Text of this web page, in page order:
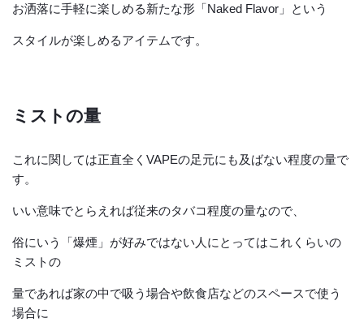
お洒落に手軽に楽しめる新たな形「Naked Flavor」という
スタイルが楽しめるアイテムです。
ミストの量
これに関しては正直全くVAPEの足元にも及ばない程度の量で
す。
いい意味でとらえれば従来のタバコ程度の量なので、
俗にいう「爆煙」が好みではない人にとってはこれくらいの
ミストの
量であれば家の中で吸う場合や飲食店などのスペースで使う
場合に